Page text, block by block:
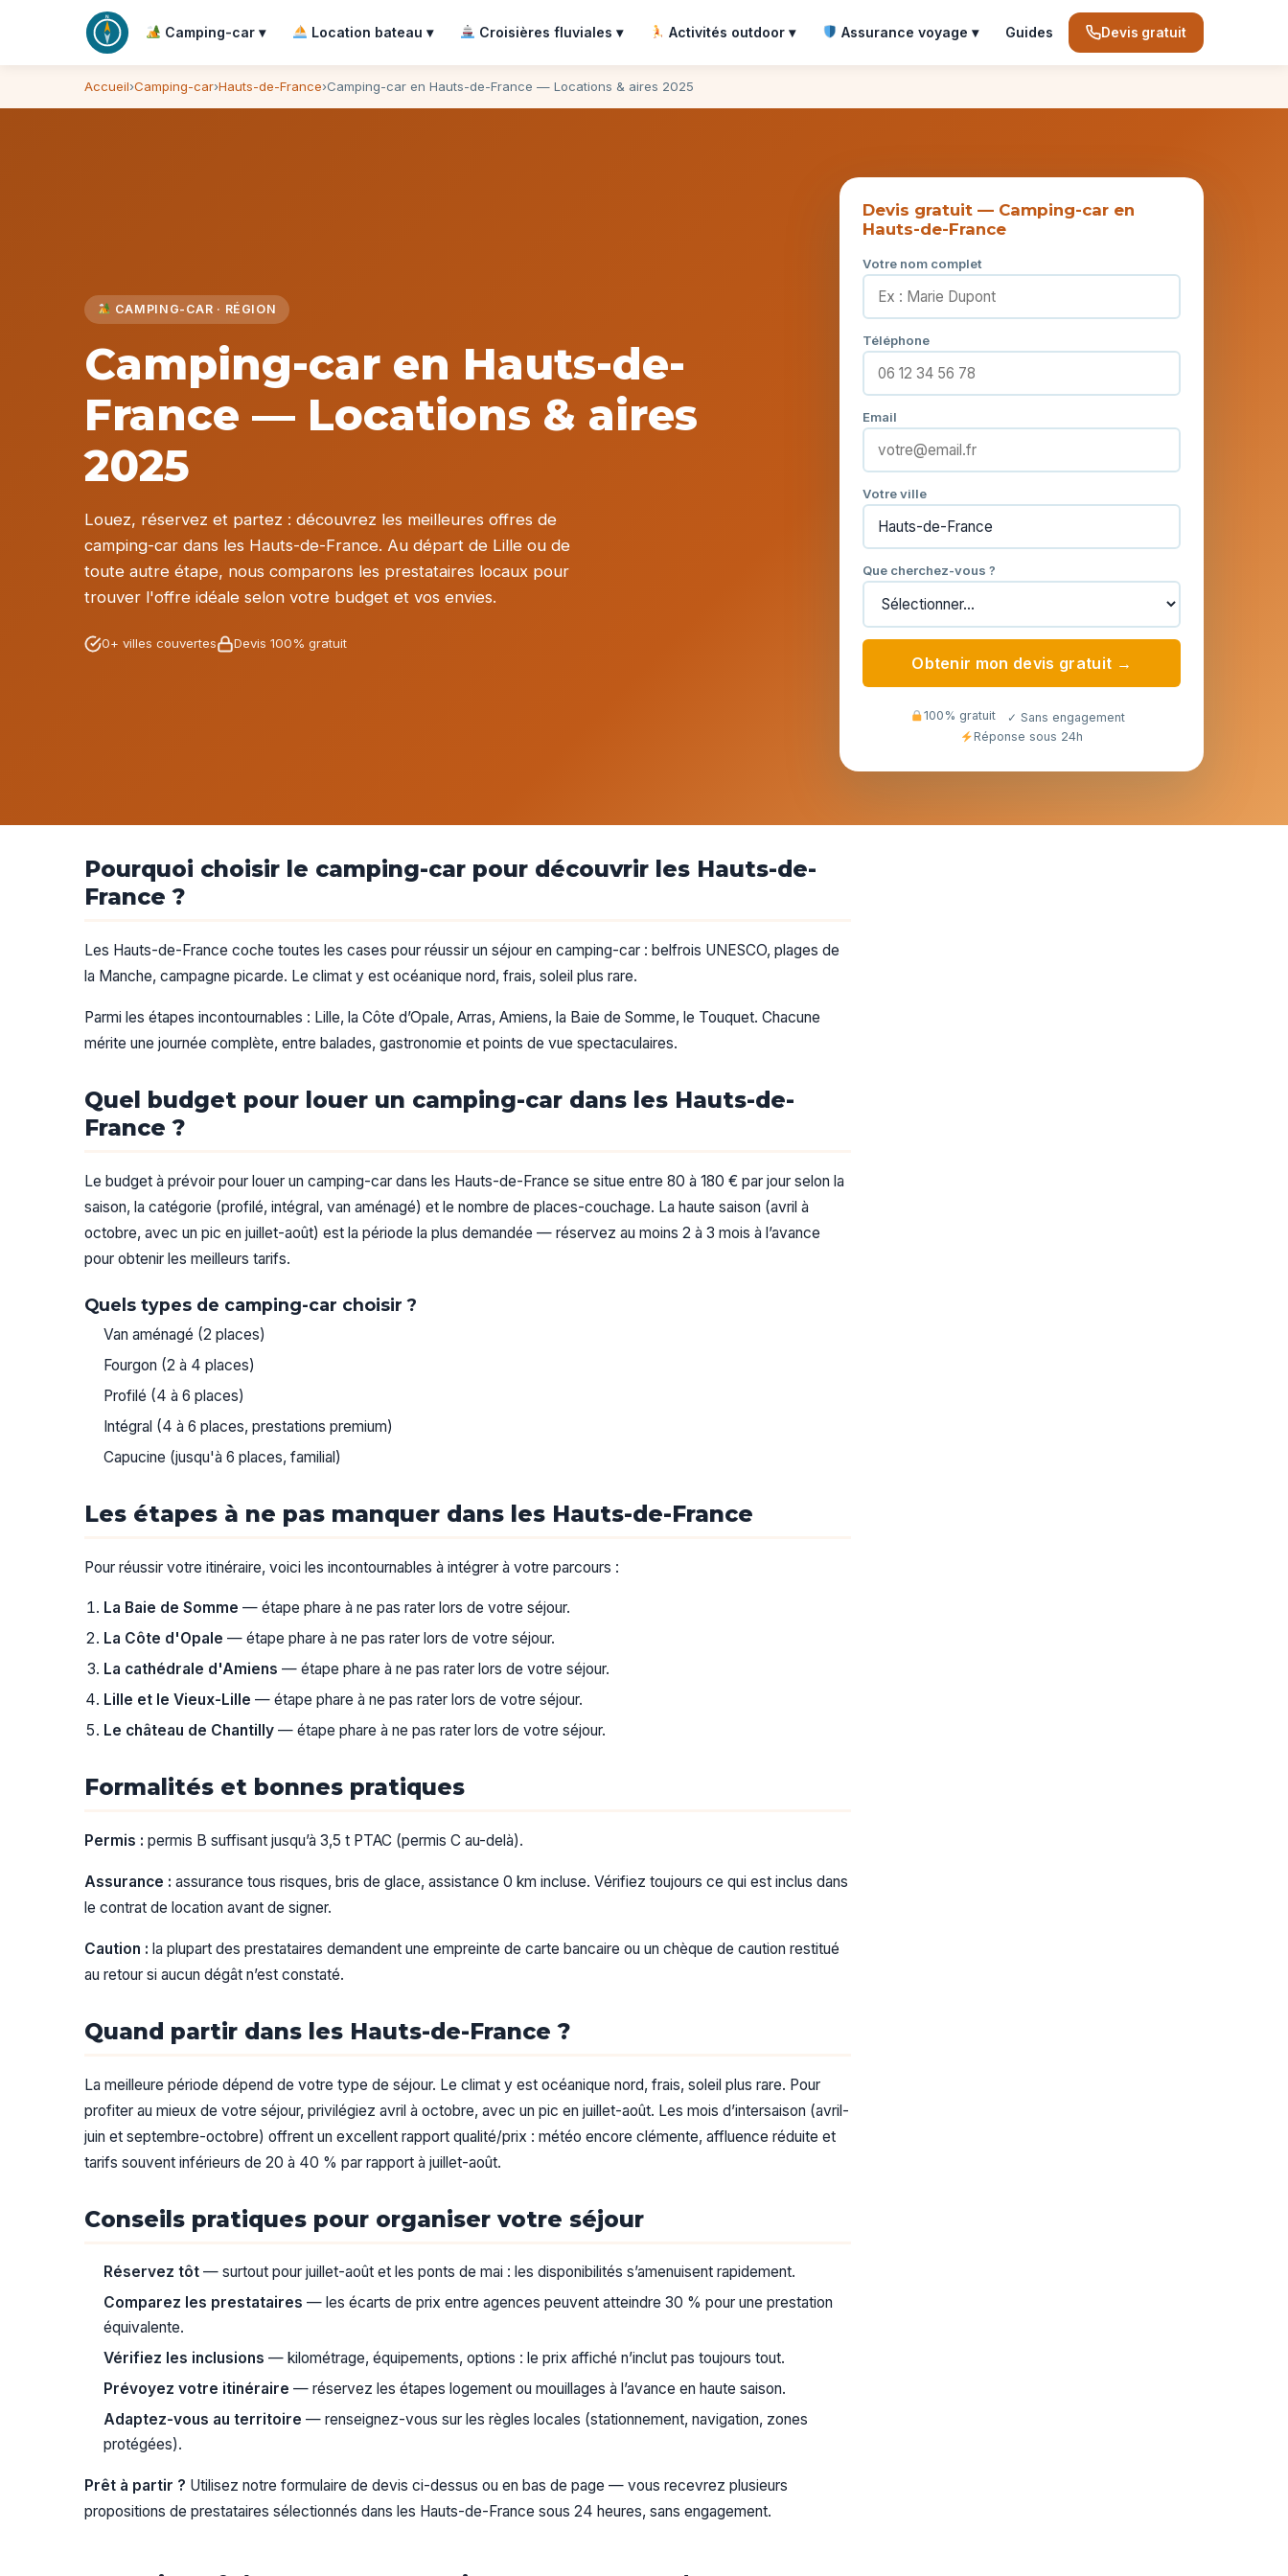
Camping-car ▾ Location bateau ▾ Croisières fluviales ▾ Activités outdoor ▾ Assurance voyage ▾ Guides Devis gratuit
Accueil Camping-car Hauts-de-France Camping-car en Hauts-de-France — Locations & aires 2025
CAMPING-CAR · RÉGION
Camping-car en Hauts-de-
France — Locations & aires
2025
Louez, réservez et partez : découvrez les meilleures offres de
camping-car dans les Hauts-de-France. Au départ de Lille ou de
toute autre étape, nous comparons les prestataires locaux pour
trouver l'offre idéale selon votre budget et vos envies.
0+ villes couvertes Devis 100% gratuit
Devis gratuit — Camping-car en
Hauts-de-France
Votre nom complet
Téléphone
Email
Votre ville
Que cherchez-vous ?
Obtenir mon devis gratuit →
100% gratuit
✓ Sans engagement
Réponse sous 24h
Pourquoi choisir le camping-car pour découvrir les Hauts-de-
France ?
Les Hauts-de-France coche toutes les cases pour réussir un séjour en camping-car : belfrois UNESCO, plages de
la Manche, campagne picarde. Le climat y est océanique nord, frais, soleil plus rare.
Parmi les étapes incontournables : Lille, la Côte d’Opale, Arras, Amiens, la Baie de Somme, le Touquet. Chacune
mérite une journée complète, entre balades, gastronomie et points de vue spectaculaires.
Quel budget pour louer un camping-car dans les Hauts-de-
France ?
Le budget à prévoir pour louer un camping-car dans les Hauts-de-France se situe entre 80 à 180 € par jour selon la
saison, la catégorie (profilé, intégral, van aménagé) et le nombre de places-couchage. La haute saison (avril à
octobre, avec un pic en juillet-août) est la période la plus demandée — réservez au moins 2 à 3 mois à l’avance
pour obtenir les meilleurs tarifs.
Quels types de camping-car choisir ?
Van aménagé (2 places)
Fourgon (2 à 4 places)
Profilé (4 à 6 places)
Intégral (4 à 6 places, prestations premium)
Capucine (jusqu'à 6 places, familial)
Les étapes à ne pas manquer dans les Hauts-de-France
Pour réussir votre itinéraire, voici les incontournables à intégrer à votre parcours :
La Baie de Somme — étape phare à ne pas rater lors de votre séjour.
La Côte d'Opale — étape phare à ne pas rater lors de votre séjour.
La cathédrale d'Amiens — étape phare à ne pas rater lors de votre séjour.
Lille et le Vieux-Lille — étape phare à ne pas rater lors de votre séjour.
Le château de Chantilly — étape phare à ne pas rater lors de votre séjour.
Formalités et bonnes pratiques
Permis : permis B suffisant jusqu’à 3,5 t PTAC (permis C au-delà).
Assurance : assurance tous risques, bris de glace, assistance 0 km incluse. Vérifiez toujours ce qui est inclus dans
le contrat de location avant de signer.
Caution : la plupart des prestataires demandent une empreinte de carte bancaire ou un chèque de caution restitué
au retour si aucun dégât n’est constaté.
Quand partir dans les Hauts-de-France ?
La meilleure période dépend de votre type de séjour. Le climat y est océanique nord, frais, soleil plus rare. Pour
profiter au mieux de votre séjour, privilégiez avril à octobre, avec un pic en juillet-août. Les mois d’intersaison (avril-
juin et septembre-octobre) offrent un excellent rapport qualité/prix : météo encore clémente, affluence réduite et
tarifs souvent inférieurs de 20 à 40 % par rapport à juillet-août.
Conseils pratiques pour organiser votre séjour
Réservez tôt — surtout pour juillet-août et les ponts de mai : les disponibilités s’amenuisent rapidement.
Comparez les prestataires — les écarts de prix entre agences peuvent atteindre 30 % pour une prestation
équivalente.
Vérifiez les inclusions — kilométrage, équipements, options : le prix affiché n’inclut pas toujours tout.
Prévoyez votre itinéraire — réservez les étapes logement ou mouillages à l’avance en haute saison.
Adaptez-vous au territoire — renseignez-vous sur les règles locales (stationnement, navigation, zones
protégées).
Prêt à partir ? Utilisez notre formulaire de devis ci-dessus ou en bas de page — vous recevrez plusieurs
propositions de prestataires sélectionnés dans les Hauts-de-France sous 24 heures, sans engagement.